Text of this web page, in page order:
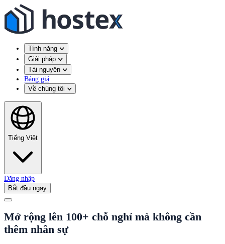
Tính năng
Giải pháp
Tài nguyên
Bảng giá
Về chúng tôi
Tiếng Việt
Đăng nhập
Bắt đầu ngay
Mở rộng lên 100+ chỗ nghỉ mà không cần
thêm nhân sự